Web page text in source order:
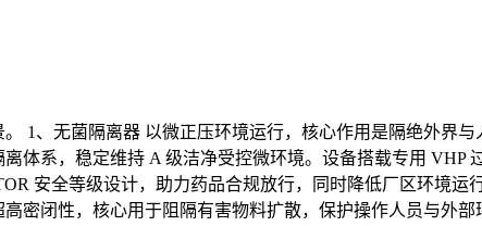
1、无菌隔离器 以微正压环境运行，核心作用是隔绝外界
体系，稳定维持 A 级洁净受控微环境。设备搭载专用 VHP
安全等级设计，助力药品合规放行，同时降低厂区环境
密闭性，核心用于阻隔有害物料扩散，保护操作人员与外